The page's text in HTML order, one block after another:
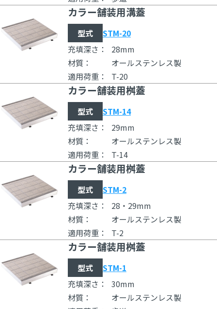
カラー舗装用溝蓋
型式
STM-20
充填深さ：
28mm
材質：
オールステンレス製
適用荷重：
T-20
カラー舗装用桝蓋
型式
STM-14
充填深さ：
29mm
材質：
オールステンレス製
適用荷重：
T-14
カラー舗装用桝蓋
型式
STM-2
充填深さ：
28・29mm
材質：
オールステンレス製
適用荷重：
T-2
カラー舗装用桝蓋
型式
STM-1
充填深さ：
30mm
材質：
オールステンレス製